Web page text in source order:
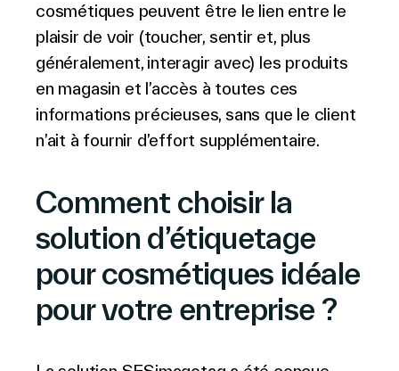
cosmétiques peuvent être le lien entre le
plaisir de voir (toucher, sentir et, plus
généralement, interagir avec) les produits
en magasin et l’accès à toutes ces
informations précieuses, sans que le client
n’ait à fournir d’effort supplémentaire.
Comment choisir la
solution d’étiquetage
pour cosmétiques idéale
pour votre entreprise ?